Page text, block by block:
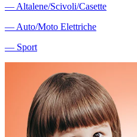
― Altalene/Scivoli/Casette
― Auto/Moto Elettriche
― Sport